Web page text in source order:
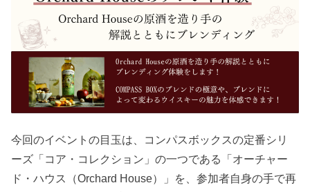
今回のイベントの目玉は、コンパスボックスの定番シリ
ーズ「コア・コレクション」の一つである「オーチャー
ド・ハウス（Orchard House）」を、参加者自身の手で再